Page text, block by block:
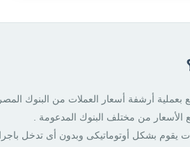
بعملية أرشفة أسعار العملات من البنوك
الأسعار من مختلف البنوك المدعومة .
يقوم بشكل أوتوماتيكى وبدون أى تدخل